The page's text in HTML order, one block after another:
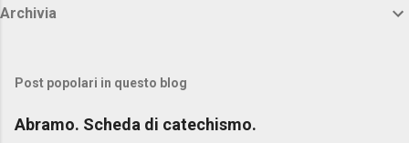
Archivia
Post popolari in questo blog
Abramo. Scheda di catechismo.